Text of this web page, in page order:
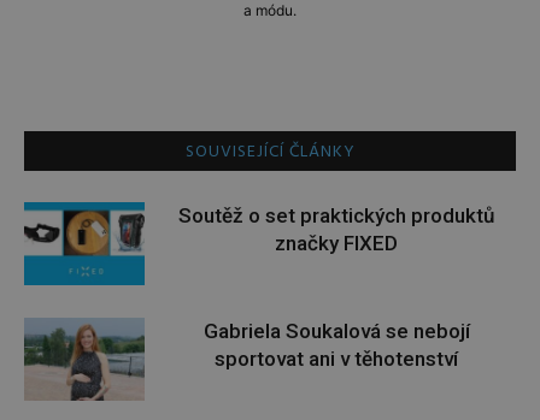
a módu.
SOUVISEJÍCÍ ČLÁNKY
Soutěž o set praktických produktů
značky FIXED
Gabriela Soukalová se nebojí
sportovat ani v těhotenství